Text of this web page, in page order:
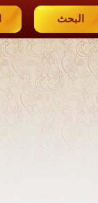
البحث